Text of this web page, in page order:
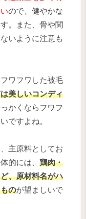
ので、健やかな
。また、骨や関
いように注意も
ワフワした被毛
美しいコンディ
かくならフワフ
ですよね。
主原料としてお
的には、 鶏肉・
、原材料名がハ
のが望ましいで